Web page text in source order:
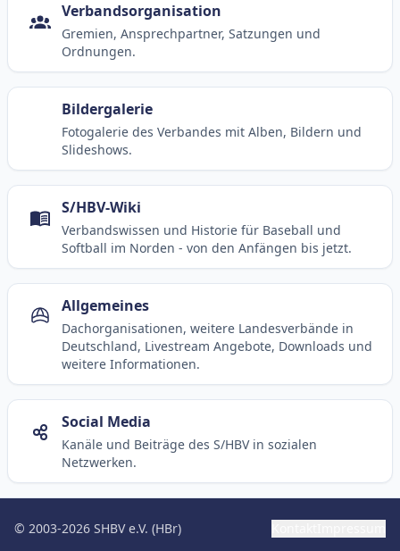
Verbandsorganisation
Gremien, Ansprechpartner, Satzungen und
Ordnungen.
Bildergalerie
Fotogalerie des Verbandes mit Alben, Bildern und
Slideshows.
S/HBV-Wiki
Verbandswissen und Historie für Baseball und
Softball im Norden - von den Anfängen bis jetzt.
Allgemeines
Dachorganisationen, weitere Landesverbände in
Deutschland, Livestream Angebote, Downloads und
weitere Informationen.
Social Media
Kanäle und Beiträge des S/HBV in sozialen
Netzwerken.
© 2003-2026 SHBV e.V. (HBr)